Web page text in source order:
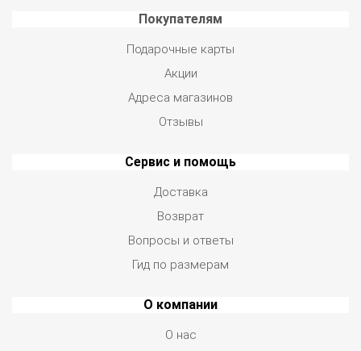
Покупателям
Подарочные карты
Акции
Адреса магазинов
Отзывы
Сервис и помощь
Доставка
Возврат
Вопросы и ответы
Гид по размерам
О компании
О нас